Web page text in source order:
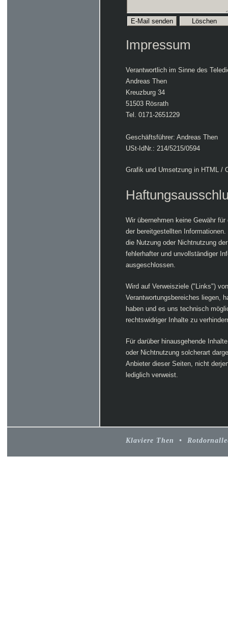
Impressum
Verantwortlich im Sinne des
Andreas Then
Kreuzburg 34
51503 Rösrath
Tel. 0171-2651229
Geschäftsführer: Andreas Then
USt-IdNr.: 214/5215/0594
Grafik und Umsetzung in HTML /
Wir übernehmen keine Gewähr
der bereitgestellten
die Nutzung oder Nichtnutzung
fehlerhafter und unvollständiger
ausgeschlossen.
Wird auf Verweisziele ("Links")
Verantwortungsbereiches liegen,
haben und es uns technisch
rechtswidriger Inhalte zu
Für darüber hinausgehende
oder Nichtnutzung solcherart
Anbieter dieser Seiten, nicht
lediglich verweist.
Klaviere Then •